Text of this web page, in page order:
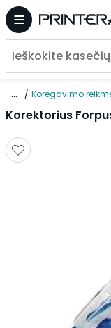
... Koregavimo